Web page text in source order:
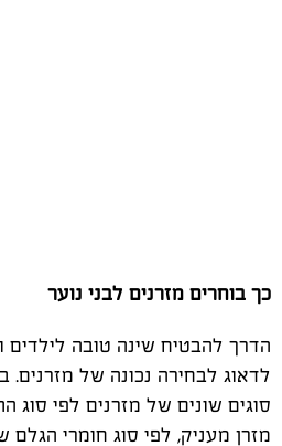
כך בוחרים מזרנים לבני נוער
הדרך להבטיח שינה טובה לילדים
לדאוג לבחירה נכונה של מזרנים.
סוגים שונים של מזרנים לפי סוג
מזרן מעניק, לפי סוג חומרי